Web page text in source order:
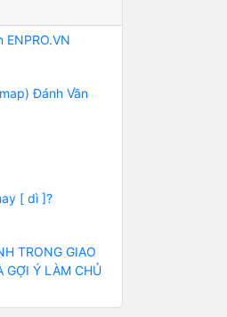
Đánh Vần
[ dì ]?
TRONG GIAO
GỢI Ý LÀM CHỦ